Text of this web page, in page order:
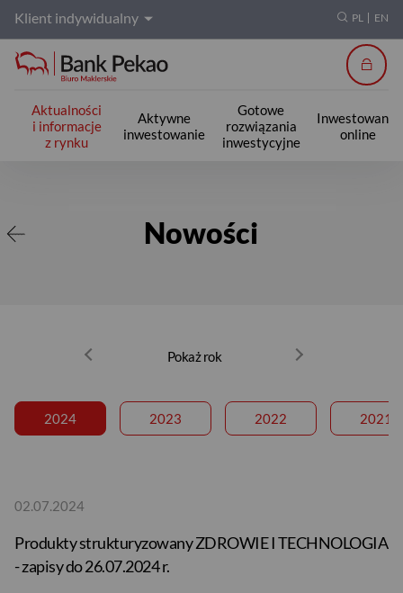
Klient indywidualny PL EN
Aktualności
i informacje
z rynku
Aktywne
inwestowanie
Gotowe
rozwiązania
inwestycyjne
Inwestowanie
online
Nowości
Pokaż rok
2024 2023 2022 2021
02.07.2024
Produkty strukturyzowany ZDROWIE I TECHNOLOGIA
- zapisy do 26.07.2024 r.